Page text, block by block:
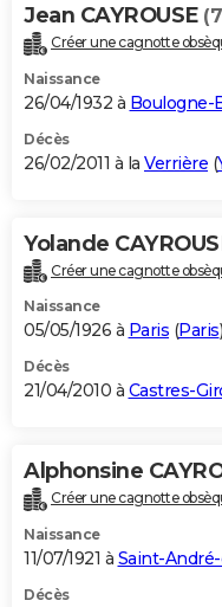
Jean CAYROUSE
Créer une cagnotte
Naissance
26/04/1932 à Boulogne-
Décès
26/02/2011 à la Verrière (
Yolande
Créer une cagnotte
Naissance
05/05/1926 à Paris (Paris)
Décès
21/04/2010 à Castres-
Alphonsine
Créer une cagnotte
Naissance
11/07/1921 à Saint-
Décès